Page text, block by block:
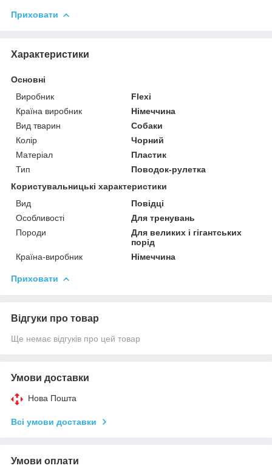
Приховати
Характеристики
Основні
Виробник
Flexi
Країна виробник
Німеччина
Вид тварин
Собаки
Колір
Чорний
Матеріал
Пластик
Тип
Поводок-рулетка
Користувальницькі характеристики
Вид
Повідці
Особливості
Для тренувань
Породи
Для великих і гігантських
порід
Країна-виробник
Німеччина
Приховати
Відгуки про товар
Ще немає відгуків про цей товар
Умови доставки
Нова Пошта
Всі умови доставки
Умови оплати